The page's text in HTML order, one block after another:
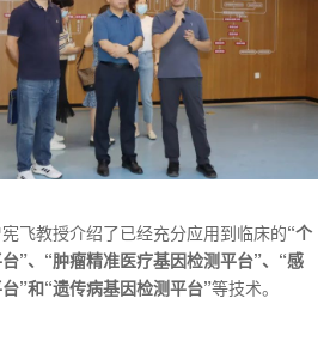
飞教授介绍了已经充分应用到临床的“个
”、“肿瘤精准医疗基因检测平台”、“感
”和“遗传病基因检测平台”等技术。